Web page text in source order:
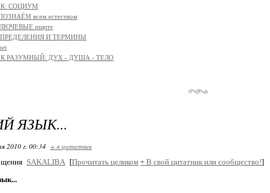
СОЦИУМ
всем естеством
ищите
И ТЕРМИНЫ
РАЗУМНЫЙ: ДУХ - ДУША - ТЕЛО
ЯЗЫК...
2010 г. 00:34 + в цитатник
SAKALIBA [Прочитать целиком + В свой цитатник или сообщество!]